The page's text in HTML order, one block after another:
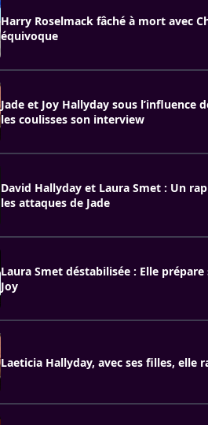
Harry Roselmack fâché à mort avec
équivoque
Jade et Joy Hallyday sous l’influence
les coulisses son interview
David Hallyday et Laura Smet : Un
les attaques de Jade
Laura Smet déstabilisée : Elle
Joy
Laeticia Hallyday, avec ses filles, elle